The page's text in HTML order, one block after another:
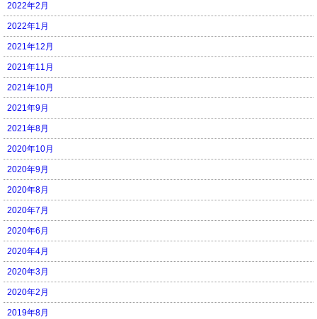
2022年2月
2022年1月
2021年12月
2021年11月
2021年10月
2021年9月
2021年8月
2020年10月
2020年9月
2020年8月
2020年7月
2020年6月
2020年4月
2020年3月
2020年2月
2019年8月